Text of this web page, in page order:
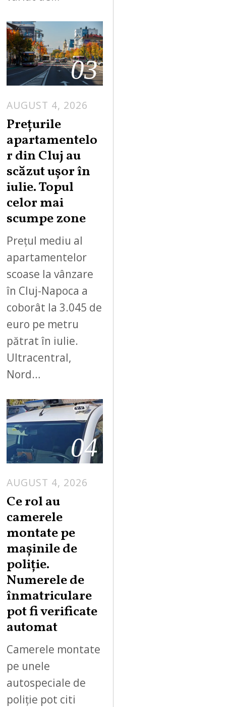
03
AUGUST 4, 2026
Prețurile
apartamentelo
r din Cluj au
scăzut ușor în
iulie. Topul
celor mai
scumpe zone
Prețul mediu al
apartamentelor
scoase la vânzare
în Cluj-Napoca a
coborât la 3.045 de
euro pe metru
pătrat în iulie.
Ultracentral,
Nord…
04
AUGUST 4, 2026
Ce rol au
camerele
montate pe
mașinile de
poliție.
Numerele de
înmatriculare
pot fi verificate
automat
Camerele montate
pe unele
autospeciale de
poliție pot citi